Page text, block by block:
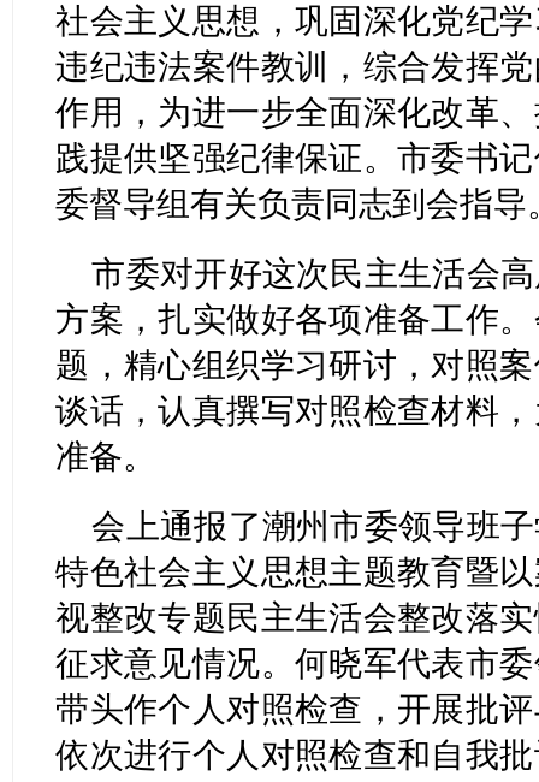
社会主义思想，巩固深化党纪
违纪违法案件教训，综合发挥
作用，为进一步全面深化改革
践提供坚强纪律保证。市委书
委督导组有关负责同志到会指导
市委对开好这次民主生活会
方案，扎实做好各项准备工作
题，精心组织学习研讨，对照
谈话，认真撰写对照检查材料
准备。
会上通报了潮州市委领导班
特色社会主义思想主题教育暨
视整改专题民主生活会整改落
征求意见情况。何晓军代表市
带头作个人对照检查，开展批
依次进行个人对照检查和自我